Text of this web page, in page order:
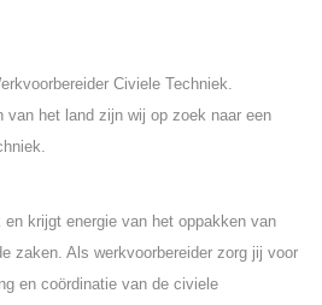
Civiele Techniek.
van het land zijn wij op zoek naar een
krijgt energie van het oppakken van
zaken. Als werkvoorbereider zorg jij voor
en coördinatie van de civiele